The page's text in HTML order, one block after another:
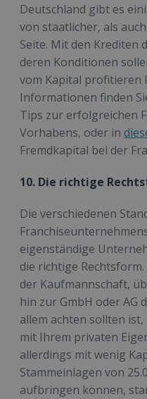
Deutschland gibt es
von staatlicher, als
Seite. Mit den Krediten
deren Konditionen
vom Kapital profitieren
Informationen finden
Tips zur erfolgreichen
Vorhabens, oder in
Fremdkapital bei der
10. Die richtige
Die verschiedenen
eigenständige
die richtige
der Kaufmannschaft,
hin zur GmbH oder AG
allem achten sollten
mit Ihrem privaten
allerdings mit wenig
Stammeinlagen von
aufbringen können,